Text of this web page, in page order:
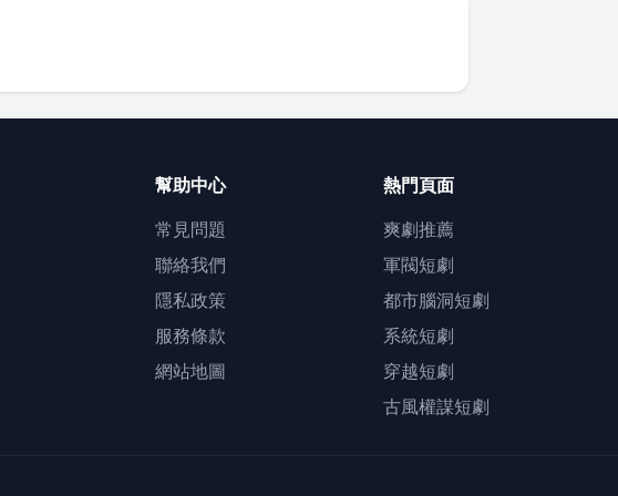
幫助中心
常見問題
聯絡我們
隱私政策
服務條款
網站地圖
熱門頁面
爽劇推薦
軍閥短劇
都市腦洞短劇
系統短劇
穿越短劇
古風權謀短劇